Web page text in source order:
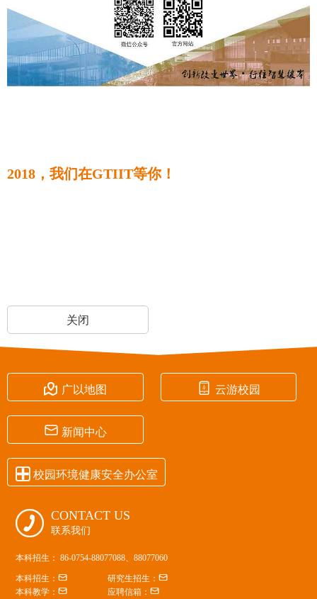
2018，我们在GTIIT等你！
关闭
 广以地图  云游校园
 新闻中心
 校园环境健康安全办公室
 CONTACT US
联系我们
本科招生： 86-0754-88077088、88077060
本科招生： 研究生招生：
本科教学： 应聘信箱：